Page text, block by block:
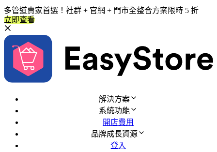
多管道賣家首選！社群 + 官網 + 門市全整合方案限時 5 折
立即查看
解決方案
系統功能
開店費用
品牌成長資源
登入